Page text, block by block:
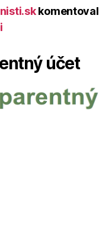
komentoval
účet